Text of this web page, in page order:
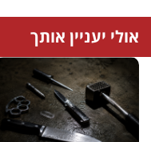
אולי יעניין אותך